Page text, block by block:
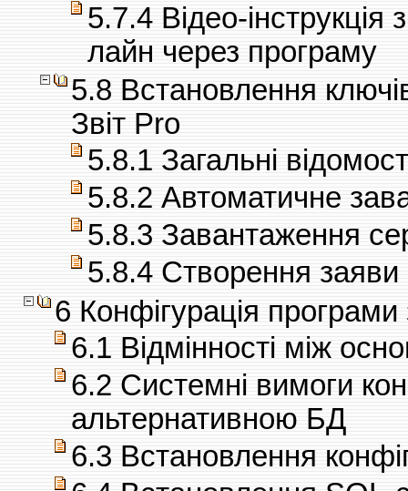
5.7.4 Відео-
лайн через програму
5.8 Встановлення
Звіт Pro
5.8.1 Загальні
5.8.2 Автоматичне
5.8.3 Завантаження
5.8.4 Створення
6 Конфігурація
6.1 Відмінності між
6.2 Системні вимоги
альтернативною БД
6.3 Встановлення